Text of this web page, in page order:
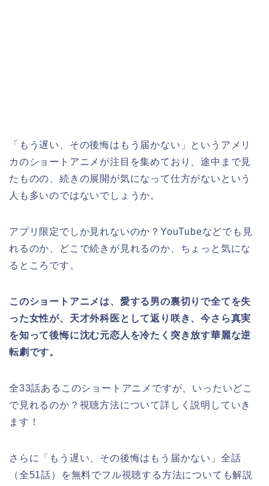
「もう遅い、その後悔はもう届かない 」というアメリ
カのショートアニメが注目を集めており、途中まで見
たものの、続きの展開が気になって仕方がないという
人も多いのではないでしょうか。
アプリ限定でしか見れないのか？YouTubeなどでも見
れるのか、どこで続きが見れるのか、ちょっと気にな
るところです。
このショートアニメは、愛する男の裏切りで全てを失
った女性が、天才外科医として返り咲き、今さら真実
を知って後悔に沈む元恋人を冷たく突き放す華麗な逆
転劇です。
全33話あるこのショートアニメですが、いったいどこ
で見れるのか？視聴方法について詳しく説明していき
ます！
さらに「もう遅い、その後悔はもう届かない 」 全話
（全51話）を無料でフル視聴する方法についても解説